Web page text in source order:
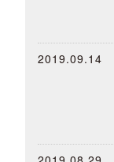
2019.09.14